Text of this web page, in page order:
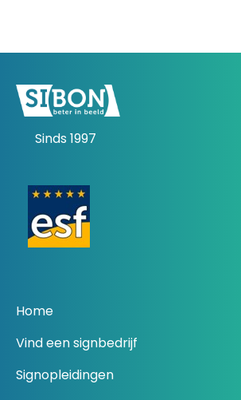
Sinds 1997
Home
Vind een signbedrijf
Signopleidingen